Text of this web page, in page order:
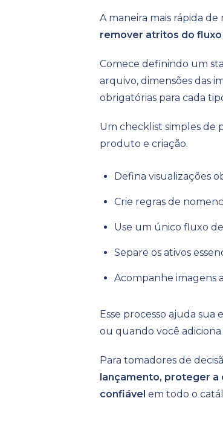
A maneira mais rápida
remover atritos do
Comece definindo um
arquivo, dimensões das
obrigatórias para cada
Um checklist simples de
produto e criação.
Defina visualizações
Crie regras de
Use um único fluxo
Separe os ativos
Acompanhe imagens
Esse processo ajuda
ou quando você adiciona
Para tomadores de
lançamento, proteger a
confiável em todo o